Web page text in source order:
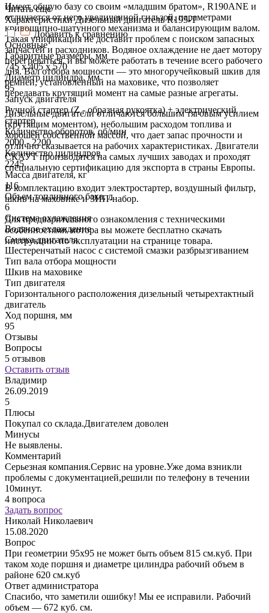
Имеет общую базу со своим «младшим братом», R190ANE и
отличается от него увеличенной гильзой, параметрами
кривошипно-шатунного механизма и балансирующим валом.
Такая унификация не доставит проблем с поиском запасных
запчастей и расходников. Водяное охлаждение не дает мотору
перегреваться, и вы можете работать в течение всего рабочего
дня. Вал отбора мощности — это многоручейковый шкив для
ремней, установленный на маховике, что позволяет
передавать крутящий момент на самые разные агрегаты.
Дизельные двигатели отличаются большим тяговым усилием
(крутящим моментом), небольшим расходом топлива и
хорошей собственной массой, что дает запас прочности и
отлично сказывается на рабочих характеристиках. Двигатели
СКАУТ производятся на самых лучших заводах и проходят
специальную сертификацию для экспорта в страны Европы.
В комплектацию входит электростартер, воздушный фильтр,
шкив на маховике и ЗИП-набор.
Для предварительного ознакомления с техническими
особенностями мотора вы можете бесплатно скачать
инструкцию по эксплуатации на странице товара.
Читать еще
Характеристики Дизельный двигатель R195-T
Добавить к сравнению
Основные
Габаритные размеры, мм
745 х 405 х 570
Диаметр цилиндра, мм
95
Запуск двигателя
Ручной стартер (Z - образная рукоятка) + электрический
стартер
Количество оборотов, об/мин
2000 - 2200
Количество цилиндров
2245
Масса двигателя, кг
116
Объем топливного бака, л
6
Система охлаждения
Водяное охлаждение
Смазка двигателя
Шестеренчатый насос с системой смазки разбрызгиванием
Тип вала отбора мощности
Шкив на маховике
Тип двигателя
Горизонтального расположения дизельный четырехтактный
двигатель
Ход поршня, мм
95
Отзывы
Вопросы
5 отзывов
Оставить отзыв
Владимир
26.09.2019
5
Плюсы
Покупал со склада.Двигателем доволен
Минусы
Не выявлены.
Комментарий
Серьезная компания.Сервис на уровне.Уже дома взникли
проблемы с документацией,решили по телефону в течении
10минут.
4 вопроса
Задать вопрос
Николай Николаевич
15.08.2020
Вопрос
При геометрии 95х95 не может быть объем 815 см.куб. При
таком ходе поршня и диаметре цилиндра рабочий объем в
районе 620 см.куб
Ответ администратора
Спасибо, что заметили ошибку! Мы ее исправили. Рабочий
объем — 672 куб. см.